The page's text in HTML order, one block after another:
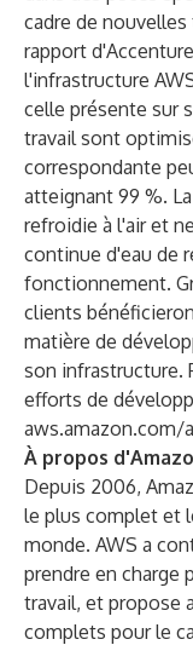
cadre de
rapport d'Accenture
l'infrastructure
celle présente sur
travail sont
correspondante
atteignant 99 %.
refroidie à l'air et
continue d'eau de
fonctionnement.
clients
matière de
son infrastructure.
efforts de
À propos
Depuis 2006,
le plus complet et
monde. AWS a
prendre en charge
travail, et propose
complets pour le